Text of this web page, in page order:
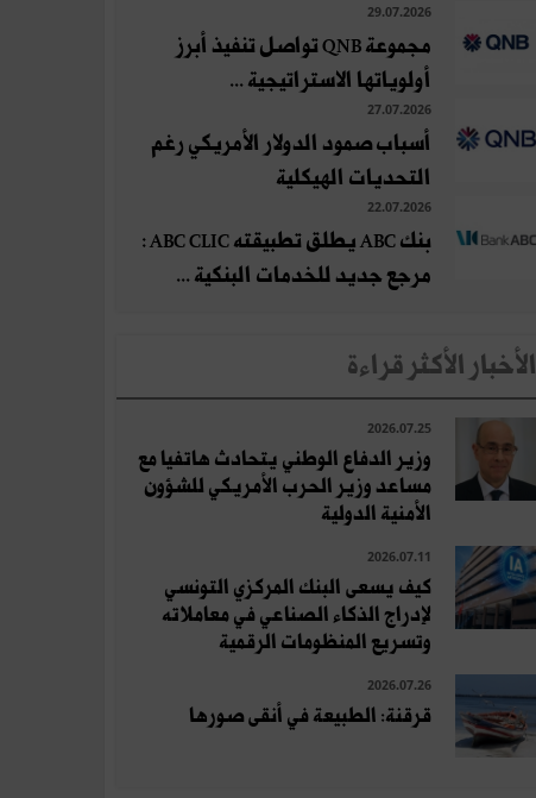
29.07.2026
مجموعة QNB تواصل تنفيذ أبرز
أولوياتها الاستراتيجية ...
27.07.2026
أسباب صمود الدولار الأمريكي رغم
التحديات الهيكلية
22.07.2026
بنك ABC يطلق تطبيقته ABC CLIC :
مرجع جديد للخدمات البنكية ...
الأخبار الأكثر قراءة
2026.07.25
وزير الدفاع الوطني يتحادث هاتفيا مع
مساعد وزير الحرب الأمريكي للشؤون
الأمنية الدولية
2026.07.11
كيف يسعى البنك المركزي التونسي
لإدراج الذكاء الصناعي في معاملاته
وتسريع المنظومات الرقمية
2026.07.26
قرقنة: الطبيعة في أنقى صورها